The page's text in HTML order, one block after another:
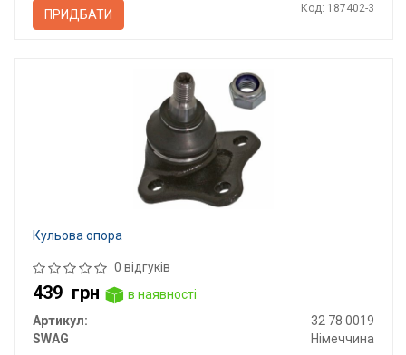
ПРИДБАТИ Код: 187402-3
Кульова опора
0 відгуків
439 грн
в наявності
Артикул:
32 78 0019
SWAG
Німеччина